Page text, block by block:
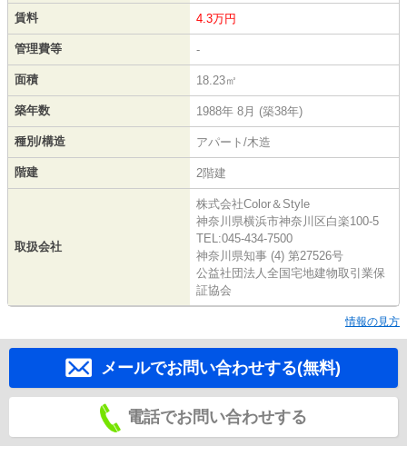
賃料 4.3万円
管理費等 -
面積 18.23㎡
築年数 1988年 8月 (築38年)
種別/構造 アパート/木造
階建 2階建
取扱会社
株式会社Color＆Style
神奈川県横浜市神奈川区白楽100-5
TEL:045-434-7500
神奈川県知事 (4) 第27526号
公益社団法人全国宅地建物取引業保
証協会
情報の見方
メールでお問い合わせする(無料)
電話でお問い合わせする